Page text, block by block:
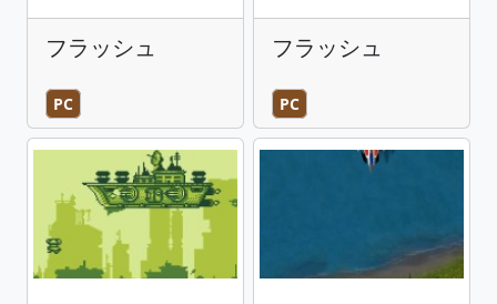
フラッシュ
PC
フラッシュ
PC